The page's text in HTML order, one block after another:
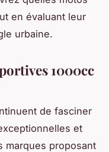
en évaluant leur
urbaine.
1000cc
de fasciner
et
marques proposant